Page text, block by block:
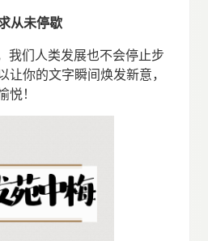
从未停歇
我们人类发展也不会停止步
让你的文字瞬间焕发新意，
！